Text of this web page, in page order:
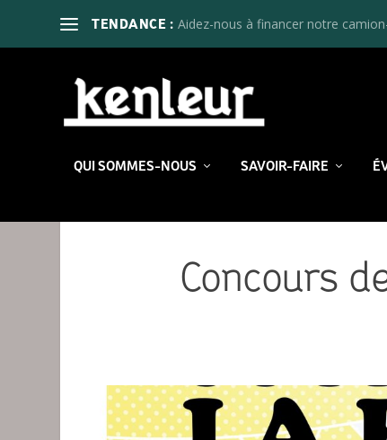
TENDANCE : Aidez-nous à financer notre
QUI SOMMES-NOUS SAVOIR-FAIRE
Concours